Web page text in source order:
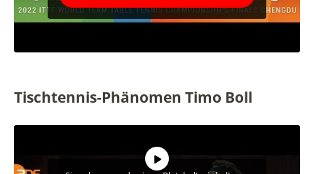
Tischtennis-Phänomen Timo Boll